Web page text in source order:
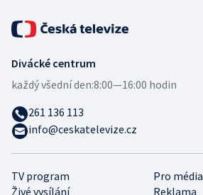
TV program
Pro média
Živé vysílání
Reklama
Divácké centrum
každý všední den:8:00—16:00 hodin
261 136 113
info@ceskatelevize.cz